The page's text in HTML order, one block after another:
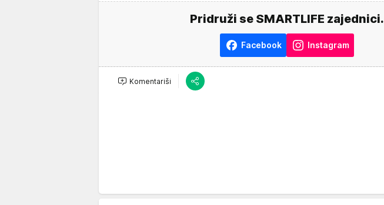
Pridruži se SMARTLIFE zajednici.
Facebook Instagram
Komentariši